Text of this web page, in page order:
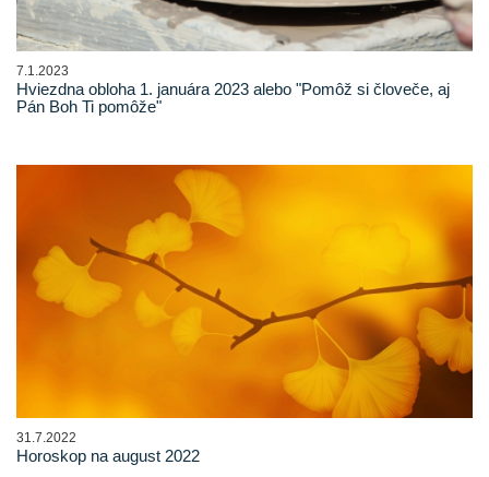
7.1.2023
Hviezdna obloha 1. januára 2023 alebo "Pomôž si človeče, aj
Pán Boh Ti pomôže"
31.7.2022
Horoskop na august 2022